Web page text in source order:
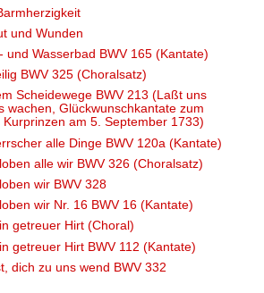
und Wunden
und Wasserbad BWV 165 (Kantate)
BWV 325 (Choralsatz)
Scheidewege BWV 213 (Laßt uns
wachen, Glückwunschkantate zum
am 5. September 1733)
alle Dinge BWV 120a (Kantate)
alle wir BWV 326 (Choralsatz)
wir BWV 328
wir Nr. 16 BWV 16 (Kantate)
getreuer Hirt (Choral)
getreuer Hirt BWV 112 (Kantate)
dich zu uns wend BWV 332